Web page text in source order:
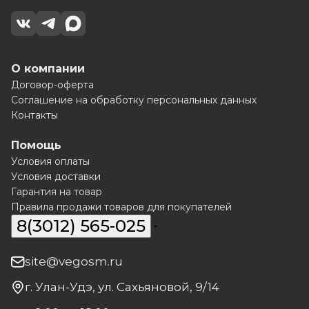
О компании
Договор-оферта
Соглашение на обработку персональных данных
Контакты
Помощь
Условия оплаты
Условия доставки
Гарантия на товар
Правила продажи товаров для покупателей
8(3012) 565-025
site@vegosm.ru
г. Улан-Удэ, ул. Сахьяновой, 9/14